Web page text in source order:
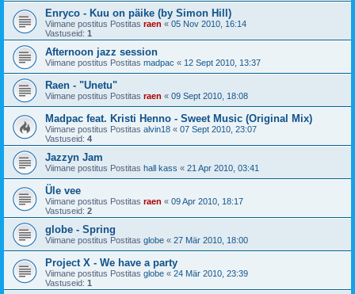
Enryco - Kuu on päike (by Simon Hill)
Viimane postitus Postitas raen « 05 Nov 2010, 16:14
Vastuseid: 1
Afternoon jazz session
Viimane postitus Postitas madpac « 12 Sept 2010, 13:37
Raen - "Unetu"
Viimane postitus Postitas raen « 09 Sept 2010, 18:08
Madpac feat. Kristi Henno - Sweet Music (Original Mix)
Viimane postitus Postitas alvin18 « 07 Sept 2010, 23:07
Vastuseid: 4
Jazzyn Jam
Viimane postitus Postitas hall kass « 21 Apr 2010, 03:41
Üle vee
Viimane postitus Postitas raen « 09 Apr 2010, 18:17
Vastuseid: 2
globe - Spring
Viimane postitus Postitas globe « 27 Mär 2010, 18:00
Project X - We have a party
Viimane postitus Postitas globe « 24 Mär 2010, 23:39
Vastuseid: 1